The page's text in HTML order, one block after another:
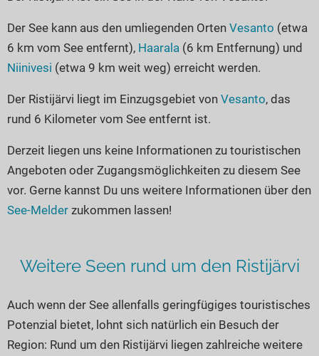
Romantik Hotels
Wanderurlaub
Bikeurlaub
Auszeit & Wellness
Biohotels
Ausgefallenes
Häuser auf dem Wasser
Hundefreundliche Unterkünfte
Glamping
Deutschlands schönste Seen
Top Seen nach Bundesländern
Top Seen nach Regionen
Deutschlands Lieblingsseen
Seen in Europa
Österreich
Schweiz
Frankreich
Norwegen
alle Länder…
Der See kann aus den umliegenden Orten Vesanto (etwa
6 km vom See entfernt), Haarala (6 km Entfernung) und
Niinivesi (etwa 9 km weit weg) erreicht werden.
Der Ristijärvi liegt im Einzugsgebiet von Vesanto, das
rund 6 Kilometer vom See entfernt ist.
Derzeit liegen uns keine Informationen zu touristischen
Angeboten oder Zugangsmöglichkeiten zu diesem See
vor. Gerne kannst Du uns weitere Informationen über den
See-Melder zukommen lassen!
Weitere Seen rund um den Ristijärvi
Auch wenn der See allenfalls geringfügiges touristisches
Potenzial bietet, lohnt sich natürlich ein Besuch der
Region: Rund um den Ristijärvi liegen zahlreiche weitere